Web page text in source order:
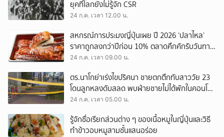
ยุคที่โลกยังไม่รู้จัก CSR
24 ก.ค. เวลา 12.00 น.
สหกรณ์การประมงญี่ปุ่นเผย ปี 2026 ‘ปลาไหล’
ราคาถูกลงกว่าปีก่อน 10% ตลาดคึกคักรับวันทาน
ปลาไหล!
24 ก.ค. เวลา 09.00 น.
ตร.นาโกย่าเร่งไขปริศนา ชายตกตึกทับสาววัย 23
โดนลูกหลงดับสลด พบฝ่ายชายไม่ได้พักในคอนโด
ที่เกิดเหตุ
24 ก.ค. เวลา 05.00 น.
รู้จักชื่อเรียกส่วนต่าง ๆ ของเนื้อหมูในญี่ปุ่นและวิธี
ทำข้าวอบหมูสามชั้นแสนอร่อย